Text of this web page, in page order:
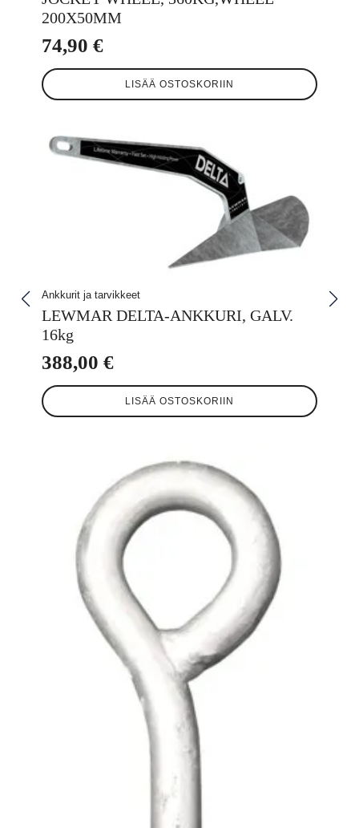
200X50MM
74,90 €
LISÄÄ OSTOSKORIIN
Ankkurit ja tarvikkeet
LEWMAR DELTA-ANKKURI, GALV.
16kg
388,00 €
LISÄÄ OSTOSKORIIN